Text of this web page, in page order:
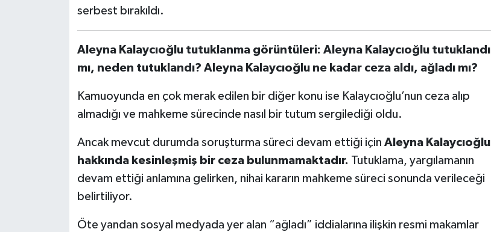
serbest bırakıldı.
Aleyna Kalaycıoğlu tutuklanma görüntüleri: Aleyna Kalaycıoğlu tutuklandı
mı, neden tutuklandı? Aleyna Kalaycıoğlu ne kadar ceza aldı, ağladı mı?
Kamuoyunda en çok merak edilen bir diğer konu ise Kalaycıoğlu’nun ceza alıp
almadığı ve mahkeme sürecinde nasıl bir tutum sergilediği oldu.
Ancak mevcut durumda soruşturma süreci devam ettiği için Aleyna Kalaycıoğlu
hakkında kesinleşmiş bir ceza bulunmamaktadır. Tutuklama, yargılamanın
devam ettiği anlamına gelirken, nihai kararın mahkeme süreci sonunda verileceği
belirtiliyor.
Öte yandan sosyal medyada yer alan “ağladı” iddialarına ilişkin resmi makamlar